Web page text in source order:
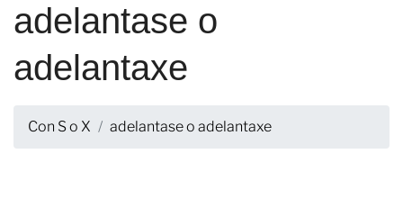
adelantase o
adelantaxe
Con S o X adelantase o adelantaxe